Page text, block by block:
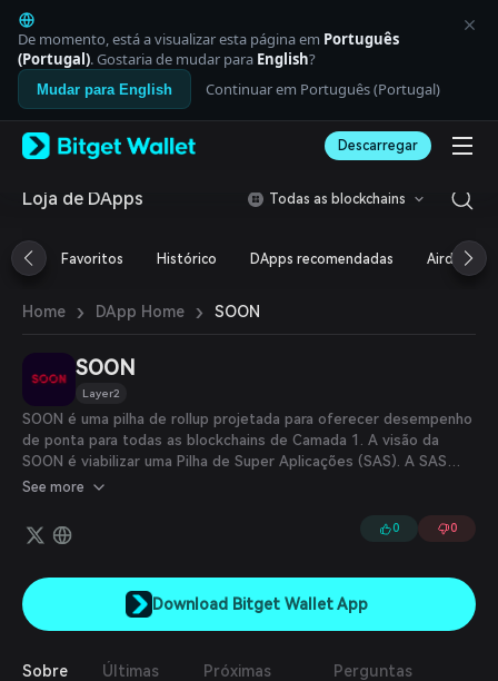
English
日本語
Tiếng Việt
Русский
Español (Latinoamérica)
Italiano
Deutsch
繁體中文
Português (Portugal)
ภาษาไทย
العربية
Português (Brasil)
Español (Argentina)
De momento, está a visualizar esta página em Português
(Portugal). Gostaria de mudar para English?
Mudar para English Continuar em Português (Portugal)
Descarregar
Loja de DApps Todas as blockchains
Favoritos Histórico DApps recomendadas Airdrop
Home › DApp Home › SOON
SOON
Layer2
SOON é uma pilha de rollup projetada para oferecer desempenho
de ponta para todas as blockchains de Camada 1. A visão da
SOON é viabilizar uma Pilha de Super Aplicações (SAS). A SAS
consiste em quatro produtos principais: SOON Mainnet, SOON
em conjunto para fornecer uma solução de alto desempenho,
interoperável e escalável. Além disso, a integração do LiveTrade e
super gateway para usuários Web2 por meio de uma plataforma
ao vivo. Essa expansão estratégica garante que os usuários
tenham experiências de interação on-chain sem interrupções,
See more
0 0
Download Bitget Wallet App
Sobre
Últimas
Próximas
Perguntas